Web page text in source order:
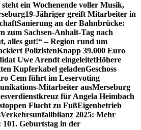
ein Wochenende voller Musik,
19-Jähriger greift Mitarbeiter in
Sanierung an der Bahnbrücke:
zum Sachsen-Anhalt-Tag nach
alles gut!“ – Region rund um
PolizistenKnapp 39.000 Euro
Uwe Arendt eingeleitetHöhere
Kupferkabel geladenGeschoss
Cem führt im Leservoting
Mitarbeiter ausMerseburg
für Angela Heimbach
Flucht zu FußEigenbetrieb
Verkehrsunfallbilanz 2025: Mehr
Geburtstag in der